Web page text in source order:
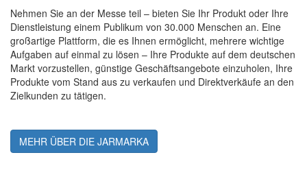
Nehmen Sie an der Messe teil – bieten Sie Ihr Produkt oder Ihre
Dienstleistung einem Publikum von 30.000 Menschen an. Eine
großartige Plattform, die es Ihnen ermöglicht, mehrere wichtige
Aufgaben auf einmal zu lösen – Ihre Produkte auf dem deutschen
Markt vorzustellen, günstige Geschäftsangebote einzuholen, Ihre
Produkte vom Stand aus zu verkaufen und Direktverkäufe an den
Zielkunden zu tätigen.
MEHR ÜBER DIE JARMARKA